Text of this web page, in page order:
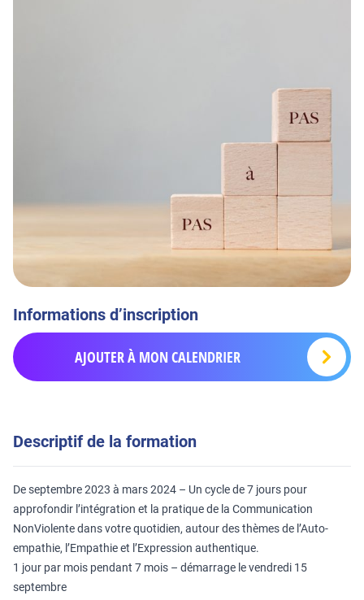
Informations d’inscription
AJOUTER À MON CALENDRIER
Descriptif de la formation
De septembre 2023 à mars 2024 – Un cycle de 7 jours pour
approfondir l’intégration et la pratique de la Communication
NonViolente dans votre quotidien, autour des thèmes de l’Auto-
empathie, l’Empathie et l’Expression authentique.
1 jour par mois pendant 7 mois – démarrage le vendredi 15
septembre